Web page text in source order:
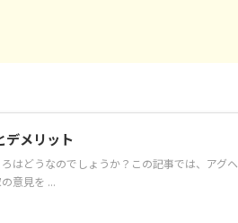
デメリット
はどうなのでしょうか？この記事では、アグヘ
意見を ...